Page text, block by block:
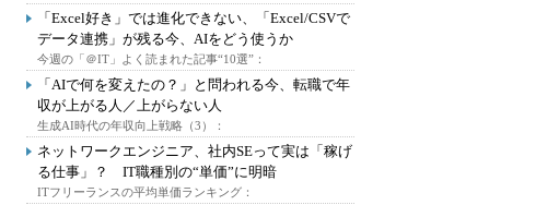
「Excel好き」では進化できない、「Excel/CSVで
データ連携」が残る今、AIをどう使うか
今週の「＠IT」よく読まれた記事“10選”：
「AIで何を変えたの？」と問われる今、転職で年
収が上がる人／上がらない人
生成AI時代の年収向上戦略（3）：
ネットワークエンジニア、社内SEって実は「稼げ
る仕事」？ IT職種別の“単価”に明暗
ITフリーランスの平均単価ランキング：